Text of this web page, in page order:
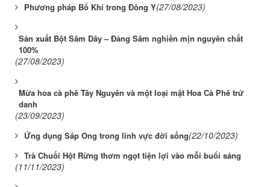
Phương pháp Bổ Khí trong Đông Y(27/08/2023)
Sản xuất Bột Sâm Dây – Đảng Sâm nghiền mịn nguyên chất
100%
(27/08/2023)
Mừa hoa cà phê Tây Nguyên và một loại mật Hoa Cà Phê trứ
danh
(23/09/2023)
Ứng dụng Sáp Ong trong lĩnh vực đời sống(22/10/2023)
Trà Chuối Hột Rừng thơm ngọt tiện lợi vào mỗi buổi sáng
(11/11/2023)